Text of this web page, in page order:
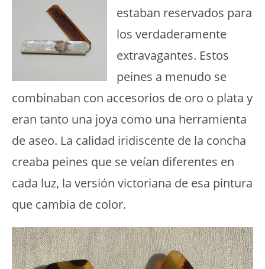
estaban reservados para
los verdaderamente
extravagantes. Estos
peines a menudo se
combinaban con accesorios de oro o plata y
eran tanto una joya como una herramienta
de aseo. La calidad iridiscente de la concha
creaba peines que se veían diferentes en
cada luz, la versión victoriana de esa pintura
que cambia de color.